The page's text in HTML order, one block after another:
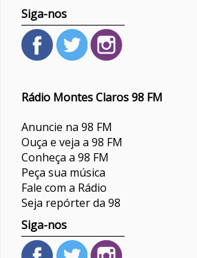
Siga-nos
Rádio Montes Claros 98 FM
Anuncie na 98 FM
Ouça e veja a 98 FM
Conheça a 98 FM
Peça sua música
Fale com a Rádio
Seja repórter da 98
Siga-nos